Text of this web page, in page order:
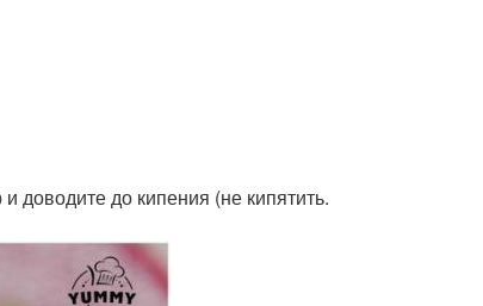
доводите до кипения (не кипятить.